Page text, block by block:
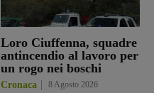
Loro Ciuffenna, squadre
antincendio al lavoro per
un rogo nei boschi
Cronaca 8 Agosto 2026